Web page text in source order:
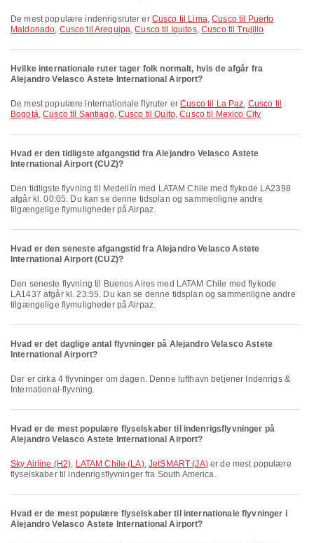
De mest populære indenrigsruter er Cusco til Lima,Cusco til Puerto
Maldonado, Cusco til Arequipa,Cusco til Iquitos,Cusco til Trujillo
Hvilke internationale ruter tager folk normalt, hvis de afgår fra
Alejandro Velasco Astete International Airport?
De mest populære internationale flyruter erCusco til La Paz, Cusco til
Bogotá,Cusco til Santiago, Cusco til Quito,Cusco til Mexico City
Hvad er den tidligste afgangstid fra Alejandro Velasco Astete
International Airport (CUZ)?
Den tidligste flyvning til Medellín med LATAM Chile med flykode LA2398
afgår kl. 00:05. Du kan se denne tidsplan og sammenligne andre
tilgængelige flymuligheder på Airpaz.
Hvad er den seneste afgangstid fra Alejandro Velasco Astete
International Airport (CUZ)?
Den seneste flyvning til Buenos Aires med LATAM Chile med flykode
LA1437 afgår kl. 23:55. Du kan se denne tidsplan og sammenligne andre
tilgængelige flymuligheder på Airpaz.
Hvad er det daglige antal flyvninger på Alejandro Velasco Astete
International Airport?
Der er cirka 4 flyvninger om dagen. Denne lufthavn betjener Indenrigs &
International-flyvning.
Hvad er de mest populære flyselskaber til indenrigsflyvninger på
Alejandro Velasco Astete International Airport?
Sky Airline (H2), LATAM Chile (LA),JetSMART (JA)er de mest populære
flyselskaber til indenrigsflyvninger fra South America.
Hvad er de mest populære flyselskaber til internationale flyvninger i
Alejandro Velasco Astete International Airport?